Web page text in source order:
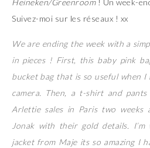
Heineken/Greenroom! Un week-
Suivez-moi sur les réseaux ! xx
We are ending the week with a
in pieces ! First, this baby pink
bucket bag that is so useful when
camera. Then, a t-shirt and
Arlettie sales in Paris two weeks
Jonak with their gold details. I’m
jacket from Maje its so amazing I